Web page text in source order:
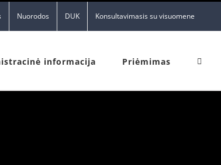
Nuorodos DUK Konsultavimasis su visuomene
informacija Priėmimas